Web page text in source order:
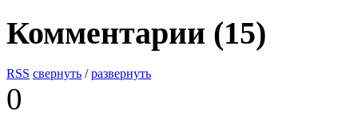
Комментарии (15)
RSS свернуть /развернуть
0